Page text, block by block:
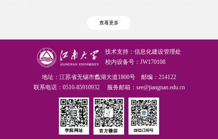
查看更多
技术支持：信息化建设管理处
校内设备号：JW170108
地址：江苏省无锡市蠡湖大道1800号 邮编：214122
联系电话：0510-85910932 服务邮箱：see@jiangnan.edu.cn